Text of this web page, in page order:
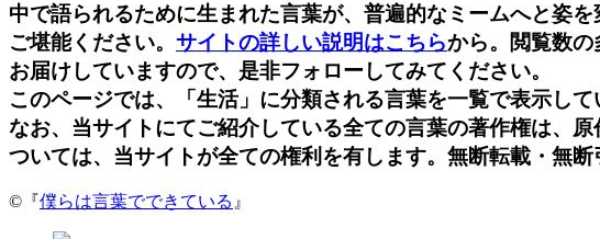
中で語られるために生まれた言葉が、普遍的なミームへと姿
ご堪能ください。 サイトの詳しい説明はこちらから。閲覧数の
お届けしていますので、是非フォローしてみてください。
このページでは、「生活」に分類される言葉を一覧で表示し
なお、当サイトにてご紹介している全ての言葉の著作権は、
ついては、当サイトが全ての権利を有します。無断転載・無断
©『 僕らは言葉でできている 』